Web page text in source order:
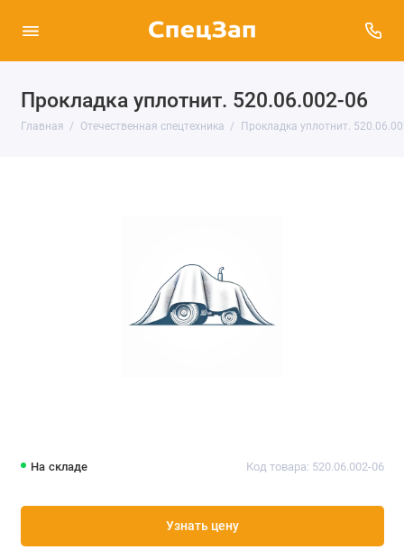
Прокладка уплотнит. 520.06.002-06
Главная Отечественная спецтехника Прокладка уплотнит.
На складе Код товара: 520.06.002-06
Узнать цену